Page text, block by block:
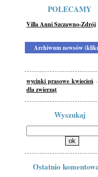
POLECAMY
Villa Anni Szczawno-Zdrój
Archiwum newsów
wycinki prasowe kwiecień -
dla zwierząt
Wyszukaj
Ostatnio